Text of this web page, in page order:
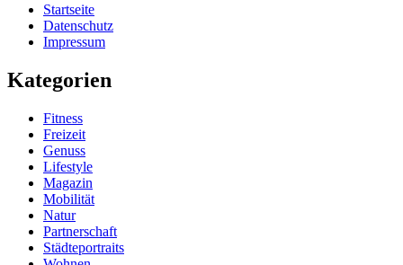
Startseite
Datenschutz
Impressum
Kategorien
Fitness
Freizeit
Genuss
Lifestyle
Magazin
Mobilität
Natur
Partnerschaft
Städteportraits